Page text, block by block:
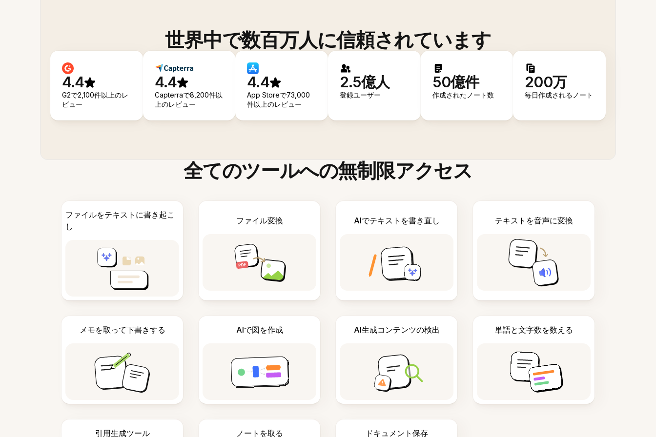
世界中で数百万人に信頼されています
4.4
G2で2,100件以上のレ
ビュー
4.4
Capterraで8,200件以
上のレビュー
4.4
App Storeで73,000
件以上のレビュー
2.5億人
登録ユーザー
50億件
作成されたノート数
200万
毎日作成されるノート
全てのツールへの無制限アクセス
ファイルをテキストに書き起こ
し
ファイル変換 AIでテキストを書き直し テキストを音声に変換
メモを取って下書きする AIで図を作成 AI生成コンテンツの検出 単語と文字数を数える
引用生成ツール ノートを取る ドキュメント保存